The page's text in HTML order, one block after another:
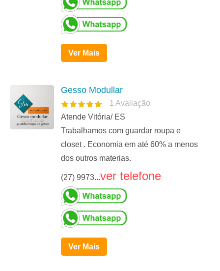
Ver Mais
Gesso Modullar
1 Avaliação
Atende Vitória/ ES
Trabalhamos com guardar roupa e
closet . Economia em até 60% a menos
dos outros materias.
(27) 9973...ver telefone
Ver Mais